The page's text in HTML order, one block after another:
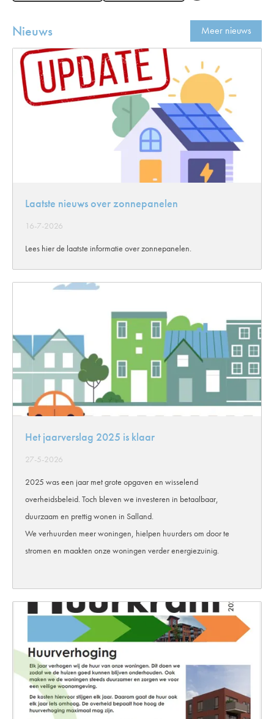
Nieuws
Laatste nieuws over zonnepanelen
16-7-2026
Lees hier de laatste informatie over zonnepanelen.
Het jaarverslag 2025 is klaar
27-5-2026
2025 was een jaar met grote opgaven en wisselend
overheidsbeleid. Toch bleven we investeren in betaalbaar,
duurzaam en prettig wonen in Salland.
We verhuurden meer woningen, hielpen huurders om door te
stromen en maakten onze woningen verder energiezuinig.
Meer nieuws